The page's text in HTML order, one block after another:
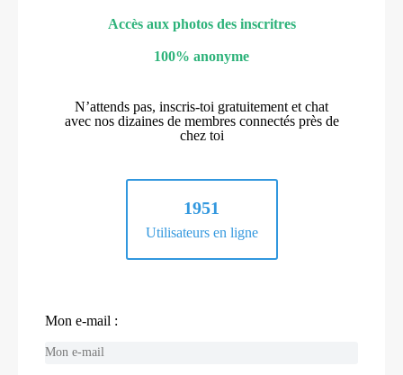
Accès aux photos des inscritres
100% anonyme
N’attends pas, inscris-toi gratuitement et chat
avec nos dizaines de membres connectés près de
chez toi
1951
Utilisateurs en ligne
Mon e-mail :